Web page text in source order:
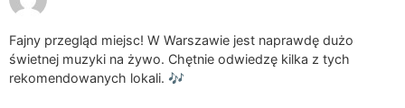
Fajny przegląd miejsc! W Warszawie jest naprawdę dużo
świetnej muzyki na żywo. Chętnie odwiedzę kilka z tych
rekomendowanych lokali. 🎶